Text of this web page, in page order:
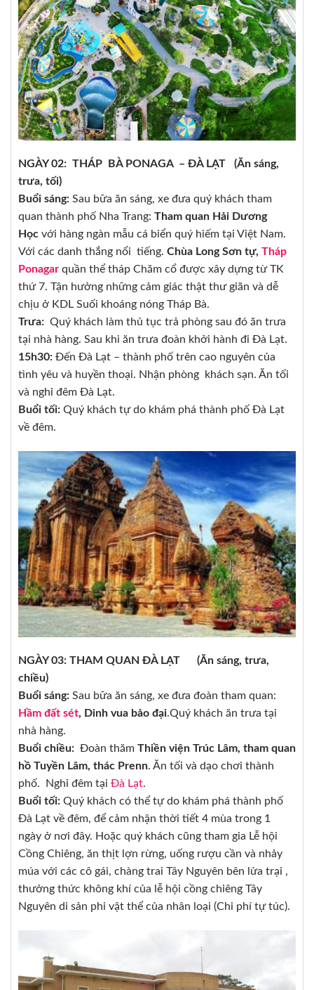
NGÀY 02: THÁP BÀ PONAGA – ĐÀ LẠT (Ăn sáng,
trưa, tối)
Buổi sáng: Sau bữa ăn sáng, xe đưa quý khách tham
quan thành phố Nha Trang: Tham quan Hải Dương
Học với hàng ngàn mẫu cá biển quý hiếm tại Việt Nam.
Với các danh thắng nổi tiếng. Chùa Long Sơn tự, Tháp
Ponagar quần thể tháp Chăm cổ được xây dựng từ TK
thứ 7. Tận hưởng những cảm giác thật thư giãn và dễ
chịu ở KDL Suối khoáng nóng Tháp Bà.
Trưa: Quý khách làm thủ tục trả phòng sau đó ăn trưa
tại nhà hàng. Sau khi ăn trưa đoàn khởi hành đi Đà Lạt.
15h30: Đến Đà Lạt – thành phố trên cao nguyên của
tình yêu và huyền thoại. Nhận phòng khách sạn. Ăn tối
và nghỉ đêm Đà Lạt.
Buổi tối: Quý khách tự do khám phá thành phố Đà Lạt
về đêm.
NGÀY 03: THAM QUAN ĐÀ LẠT (Ăn sáng, trưa,
chiều)
Buổi sáng: Sau bữa ăn sáng, xe đưa đoàn tham quan:
Hầm đất sét, Dinh vua bảo đại.Quý khách ăn trưa tại
nhà hàng.
Buổi chiều: Đoàn thăm Thiền viện Trúc Lâm, tham quan
hồ Tuyền Lâm, thác Prenn. Ăn tối và dạo chơi thành
phố. Nghỉ đêm tại Đà Lạt.
Buổi tối: Quý khách có thể tự do khám phá thành phố
Đà Lạt về đêm, để cảm nhận thời tiết 4 mùa trong 1
ngày ở nơi đây. Hoặc quý khách cũng tham gia Lễ hội
Cồng Chiêng, ăn thịt lợn rừng, uống rượu cần và nhảy
múa với các cô gái, chàng trai Tây Nguyên bên lửa trại ,
thưởng thức không khí của lễ hội cồng chiêng Tây
Nguyên di sản phi vật thể của nhân loại (Chi phí tự túc).